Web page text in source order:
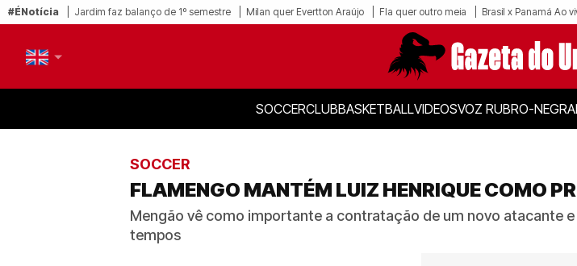
#ÉNotícia Jardim faz balanço de 1º semestre Milan quer Evertton Araújo Fla quer outro meia Brasil x Panamá Ao
SOCCERCLUBBASKETBALLVIDEOSVOZ RUBRO-NEGRA
SOCCER
FLAMENGO MANTÉM LUIZ HENRIQUE COMO
Mengão vê como importante a contratação de um novo atacante
tempos